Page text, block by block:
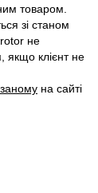
товаром.
зі станом
не
якщо клієнт не
на сайті